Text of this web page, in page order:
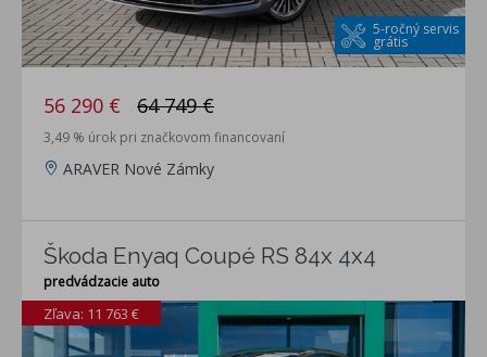
5-ročný servis
grátis
56 290 € 64 749 €
3,49 % úrok pri značkovom financovaní
ARAVER Nové Zámky
Škoda Enyaq Coupé RS 84x 4x4
predvádzacie auto
Zľava: 11 763 €